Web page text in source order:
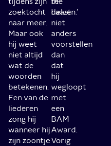
zoektocht
naar meer.
Maar ook
hij weet
niet altijd
wat de
woorden
betekenen.
Een van de
liederen
zong hij
wanneer hij
zijn zoontje
delven.’
haast
niet
anders
voorstellen
dan
dat
hij
wegloopt
met
een
BAM
Award.
Vorig